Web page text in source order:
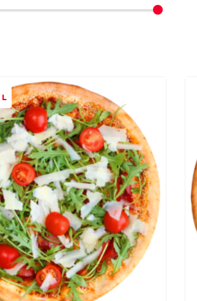
LPrice
range:
450 L
through
1150 L